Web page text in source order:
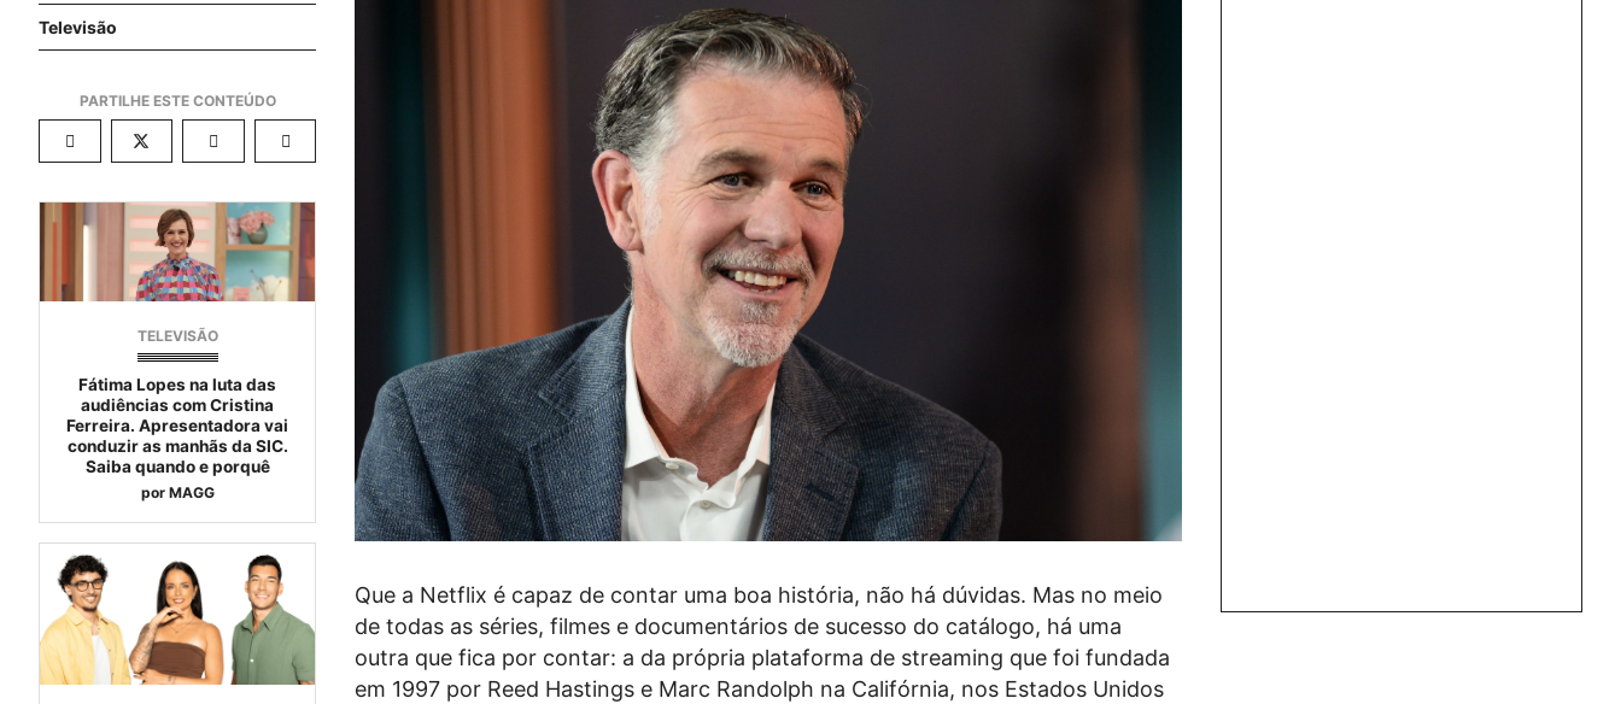
Televisão
TELEVISÃO
Fátima Lopes na luta das
audiências com Cristina
Ferreira. Apresentadora vai
conduzir as manhãs da SIC.
Saiba quando e porquê
por MAGG
Que a Netflix é capaz de contar uma boa história, não há dúvidas. Mas no meio
de todas as séries, filmes e documentários de sucesso do catálogo, há uma
outra que fica por contar: a da própria plataforma de streaming que foi fundada
em 1997 por Reed Hastings e Marc Randolph na Califórnia, nos Estados Unidos